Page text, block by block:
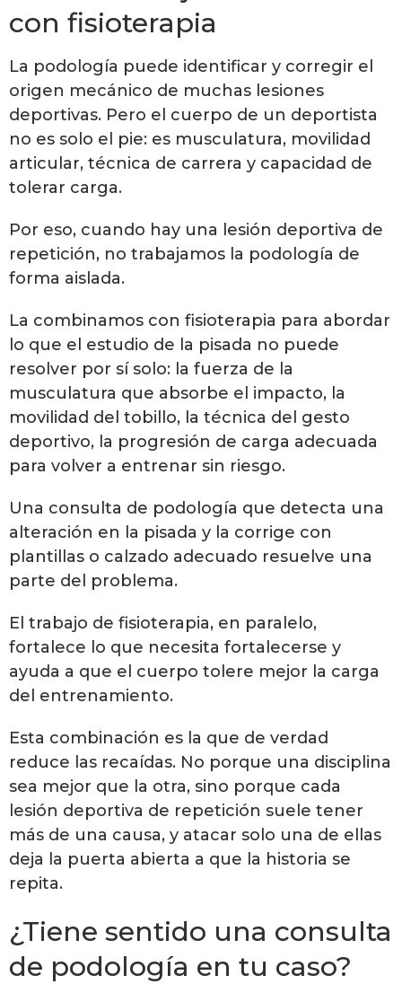
con fisioterapia
La podología puede identificar y corregir el
origen mecánico de muchas lesiones
deportivas. Pero el cuerpo de un deportista
no es solo el pie: es musculatura, movilidad
articular, técnica de carrera y capacidad de
tolerar carga.
Por eso, cuando hay una lesión deportiva de
repetición, no trabajamos la podología de
forma aislada.
La combinamos con fisioterapia para abordar
lo que el estudio de la pisada no puede
resolver por sí solo: la fuerza de la
musculatura que absorbe el impacto, la
movilidad del tobillo, la técnica del gesto
deportivo, la progresión de carga adecuada
para volver a entrenar sin riesgo.
Una consulta de podología que detecta una
alteración en la pisada y la corrige con
plantillas o calzado adecuado resuelve una
parte del problema.
El trabajo de fisioterapia, en paralelo,
fortalece lo que necesita fortalecerse y
ayuda a que el cuerpo tolere mejor la carga
del entrenamiento.
Esta combinación es la que de verdad
reduce las recaídas. No porque una disciplina
sea mejor que la otra, sino porque cada
lesión deportiva de repetición suele tener
más de una causa, y atacar solo una de ellas
deja la puerta abierta a que la historia se
repita.
¿Tiene sentido una consulta
de podología en tu caso?